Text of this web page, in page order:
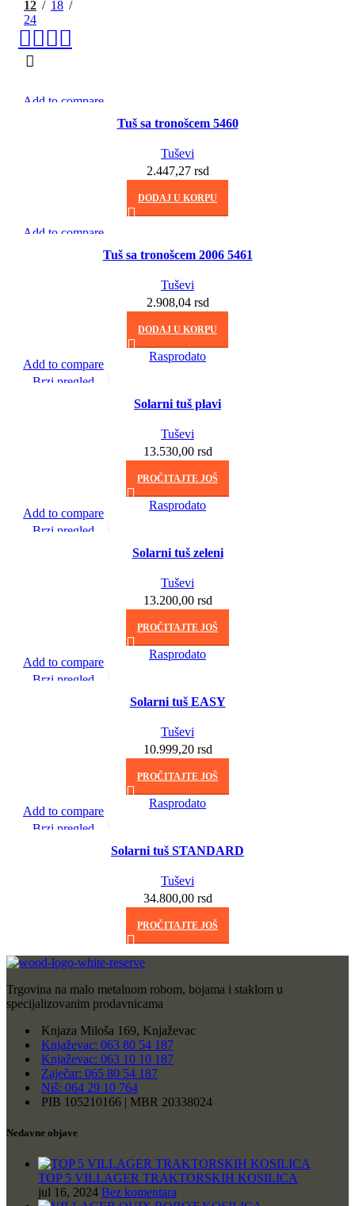
12
18
24
Add to compare
Tuš sa tronošcem 5460
Tuševi
2.447,27 rsd
DODAJ U KORPU
Add to compare
Tuš sa tronošcem 2006 5461
Tuševi
2.908,04 rsd
DODAJ U KORPU
Rasprodato
Add to compare
Brzi pregled
Solarni tuš plavi
Tuševi
13.530,00 rsd
PROČITAJTE JOŠ
Rasprodato
Add to compare
Brzi pregled
Solarni tuš zeleni
Tuševi
13.200,00 rsd
PROČITAJTE JOŠ
Rasprodato
Add to compare
Brzi pregled
Solarni tuš EASY
Tuševi
10.999,20 rsd
PROČITAJTE JOŠ
Rasprodato
Add to compare
Brzi pregled
Solarni tuš STANDARD
Tuševi
34.800,00 rsd
PROČITAJTE JOŠ
Trgovina na malo metalnom robom, bojama i staklom u
specijalizovanim prodavnicama
Knjaza Miloša 169, Knjaževac
Knjaževac: 063 80 54 187
Knjaževac: 063 10 10 187
Zaječar: 065 80 54 187
Niš: 064 29 10 764
PIB 105210166 | MBR 20338024
Nedavne objave
TOP 5 VILLAGER TRAKTORSKIH KOSILICA
jul 16, 2024 Bez komentara